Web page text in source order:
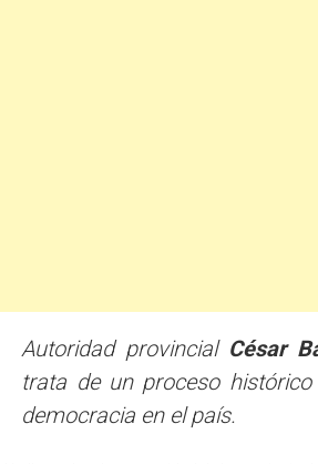
Autoridad provincial César
trata de un proceso
democracia en el país.